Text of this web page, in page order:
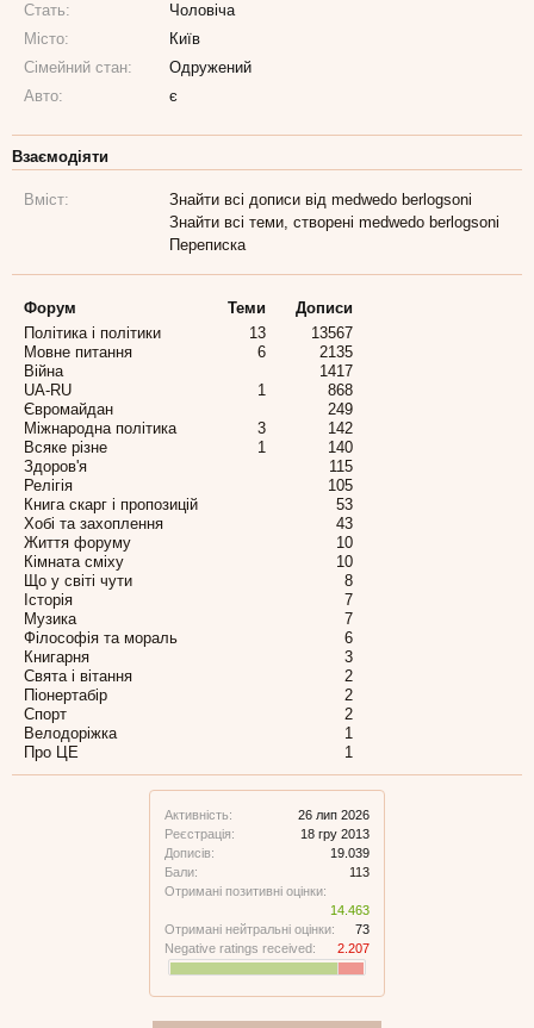
Активність:
26 лип 2026
Реєстрація:
18 гру 2013
Дописів:
19.039
Бали:
113
Отримані позитивні оцінки:
14.463
Отримані нейтральні оцінки:
73
Negative ratings received:
2.207
Стать:
Чоловіча
Місто:
Київ
Сімейний стан:
Одружений
Авто:
є
Взаємодіяти
Вміст:
Знайти всі дописи від medwedo berlogsoni
Знайти всі теми, створені medwedo berlogsoni
Переписка
Форум Теми
Дописи
Політика і політики
13
13567
Мовне питання
6
2135
Війна
1417
UA-RU
1
868
Євромайдан
249
Міжнародна політика
3
142
Всяке різне
1
140
Здоров'я
115
Релігія
105
Книга скарг і пропозицій
53
Хобі та захоплення
43
Життя форуму
10
Кімната сміху
10
Що у світі чути
8
Історія
7
Музика
7
Філософія та мораль
6
Книгарня
3
Свята і вітання
2
Піонертабір
2
Спорт
2
Велодоріжка
1
Про ЦЕ
1